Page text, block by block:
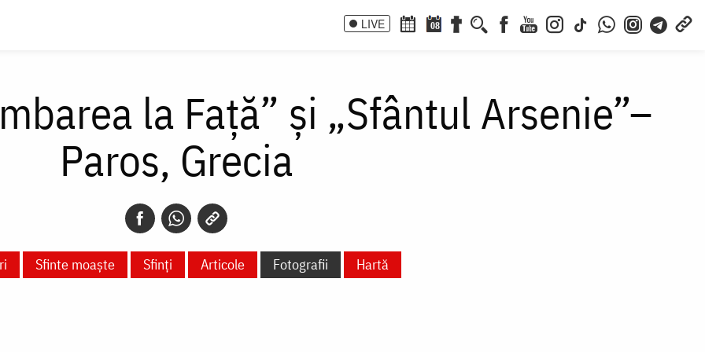
LIVE 08
la Față” și „Sfântul Arsenie”–
Paros, Grecia
Sfinte moaște Sfinți Articole Fotografii Hartă